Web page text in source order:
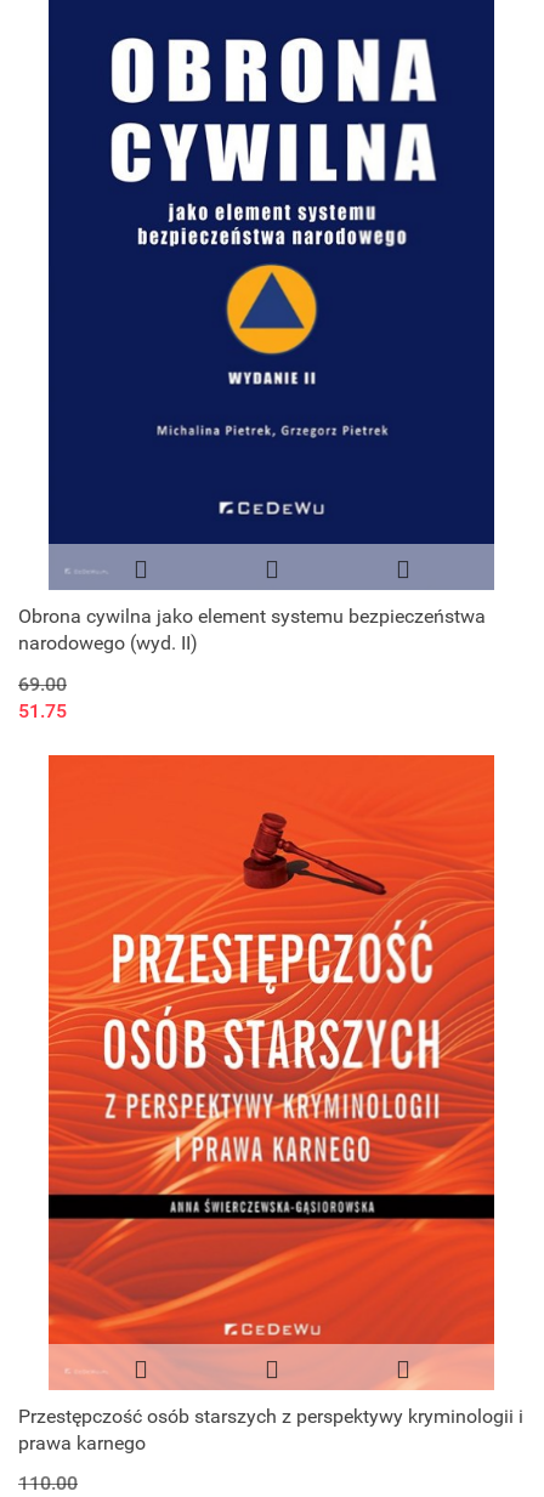
Obrona cywilna jako element systemu bezpieczeństwa
narodowego (wyd. II)
69.00
51.75
Przestępczość osób starszych z perspektywy kryminologii i
prawa karnego
110.00